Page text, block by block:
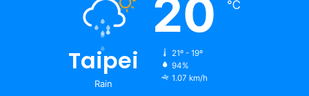
Taipei
Rain
20 ℃
21º - 19º
94%
1.07 km/h